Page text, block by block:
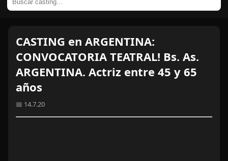
CASTING en ARGENTINA:
CONVOCATORIA TEATRAL! Bs. As.
ARGENTINA. Actriz entre 45 y 65
años
📅 14.7.20